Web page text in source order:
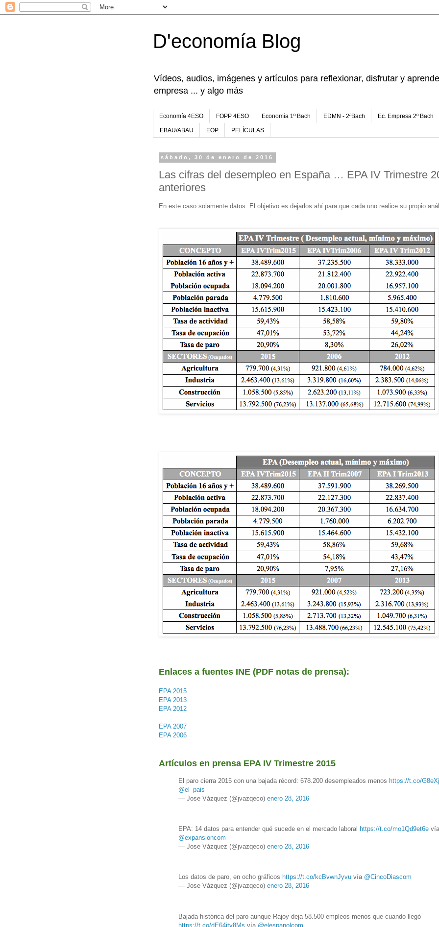
D'economía Blog
Vídeos, audios, imágenes y artículos para reflexionar, disfrutar y
empresa ... y algo más
Economía 4ESO FOPP 4ESO Economía 1º Bach EDMN - 2ªBach Ec. Empresa 2º Bach
EBAU/ABAU EOP PELÍCULAS
sábado, 30 de enero de 2016
Las cifras del desempleo en España … EPA IV Trimestre
anteriores
En este caso solamente datos. El objetivo es dejarlos ahí para que cada uno realice su propio
Enlaces a fuentes INE (PDF notas de prensa):
EPA 2015
EPA 2013
EPA 2012
EPA 2007
EPA 2006
Artículos en prensa EPA IV Trimestre 2015
El paro cierra 2015 con una bajada récord: 678.200 desempleados menos https://t.co/
@el_pais
— Jose Vázquez (@jvazqeco) enero 28, 2016
EPA: 14 datos para entender qué sucede en el mercado laboral https://t.co/mo1Qd9et6e vía
@expansioncom
— Jose Vázquez (@jvazqeco) enero 28, 2016
Los datos de paro, en ocho gráficos https://t.co/kcBvwnJyvu vía @CincoDiascom
— Jose Vázquez (@jvazqeco) enero 28, 2016
Bajada histórica del paro aunque Rajoy deja 58.500 empleos menos que cuando llegó
https://t.co/dE64jty8Ms vía @elespanolcom